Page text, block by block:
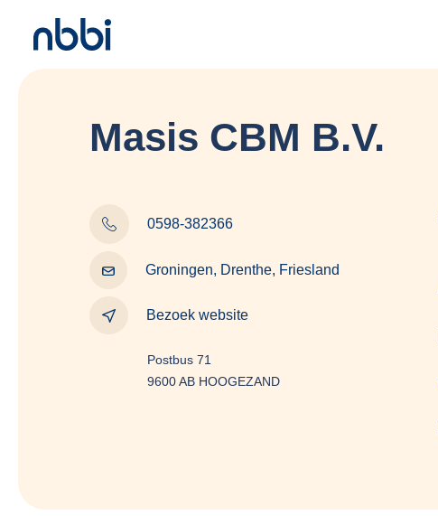
Masis CBM B.V.
0598-382366
Groningen, Drenthe, Friesland
Bezoek website
Postbus 71
9600 AB HOOGEZAND